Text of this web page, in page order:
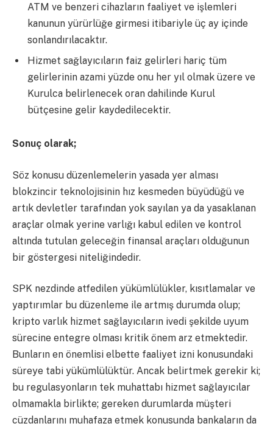
ATM ve benzeri cihazların faaliyet ve işlemleri
kanunun yürürlüğe girmesi itibariyle üç ay içinde
sonlandırılacaktır.
Hizmet sağlayıcıların faiz gelirleri hariç tüm
gelirlerinin azami yüzde onu her yıl olmak üzere ve
Kurulca belirlenecek oran dahilinde Kurul
bütçesine gelir kaydedilecektir.
Sonuç olarak;
Söz konusu düzenlemelerin yasada yer alması
blokzincir teknolojisinin hız kesmeden büyüdüğü ve
artık devletler tarafından yok sayılan ya da yasaklanan
araçlar olmak yerine varlığı kabul edilen ve kontrol
altında tutulan geleceğin finansal araçları olduğunun
bir göstergesi niteliğindedir.
SPK nezdinde atfedilen yükümlülükler, kısıtlamalar ve
yaptırımlar bu düzenleme ile artmış durumda olup;
kripto varlık hizmet sağlayıcıların ivedi şekilde uyum
sürecine entegre olması kritik önem arz etmektedir.
Bunların en önemlisi elbette faaliyet izni konusundaki
süreye tabi yükümlülüktür. Ancak belirtmek gerekir ki;
bu regulasyonların tek muhattabı hizmet sağlayıcılar
olmamakla birlikte; gereken durumlarda müşteri
cüzdanlarını muhafaza etmek konusunda bankaların da